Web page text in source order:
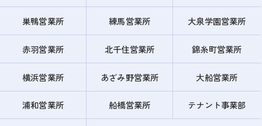
巣鴨営業所 練馬営業所 大泉学園営業所
赤羽営業所 北千住営業所 錦糸町営業所
横浜営業所 あざみ野営業所 大船営業所
浦和営業所 船橋営業所 テナント事業部